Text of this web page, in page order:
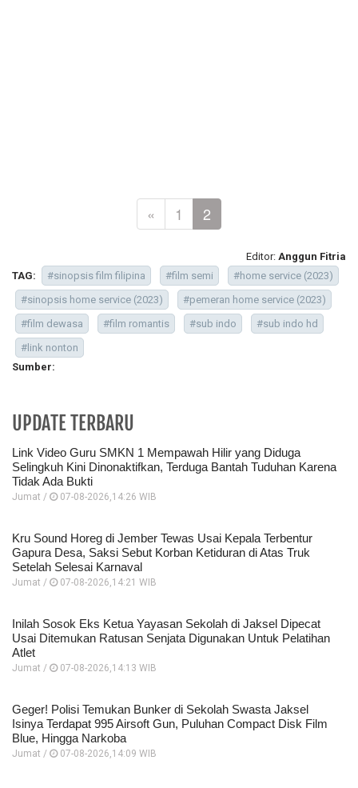
« 1 2
Editor: Anggun Fitria
TAG:
#sinopsis film filipina #film semi
#home service (2023)
#sinopsis home service (2023)
#pemeran home service (2023)
#film dewasa
#film romantis #sub indo
#sub indo hd
#link nonton
Sumber:
UPDATE TERBARU
Link Video Guru SMKN 1 Mempawah Hilir yang Diduga
Selingkuh Kini Dinonaktifkan, Terduga Bantah Tuduhan Karena
Tidak Ada Bukti
Jumat / 07-08-2026,14:26 WIB
Kru Sound Horeg di Jember Tewas Usai Kepala Terbentur
Gapura Desa, Saksi Sebut Korban Ketiduran di Atas Truk
Setelah Selesai Karnaval
Jumat / 07-08-2026,14:21 WIB
Inilah Sosok Eks Ketua Yayasan Sekolah di Jaksel Dipecat
Usai Ditemukan Ratusan Senjata Digunakan Untuk Pelatihan
Atlet
Jumat / 07-08-2026,14:13 WIB
Geger! Polisi Temukan Bunker di Sekolah Swasta Jaksel
Isinya Terdapat 995 Airsoft Gun, Puluhan Compact Disk Film
Blue, Hingga Narkoba
Jumat / 07-08-2026,14:09 WIB